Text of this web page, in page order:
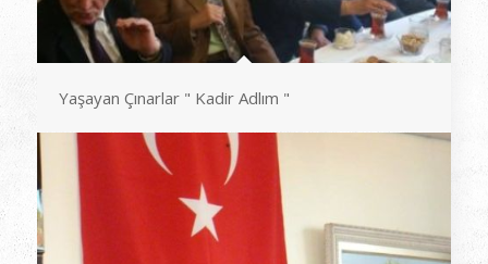
Yaşayan Çınarlar " Kadir Adlım "